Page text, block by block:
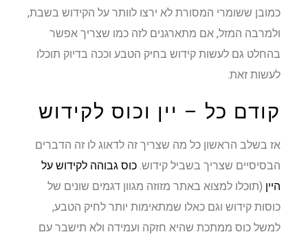
כמובן ששומרי המסורת לא ירצו לוותר על הקידוש בשבת,
ולמרבה המזל, אם מתארגנים לזה כמו שצריך אפשר
בהחלט גם לעשות קידוש בחיק הטבע וככה בדיוק תוכלו
לעשות זאת.
קודם כל – יין וכוס לקידוש
אז בשלב הראשון כל מה שצריך זה לדאוג לו זה הדברים
הבסיסיים שצריך בשביל קידוש.כוס גבוהה לקידוש על
היין(תוכלו למצוא באתר מזוזה מגוון דגמים שונים של
כוסות קידוש וגם כאלו שמתאימות יותר לחיק הטבע,
למשל כוס ממתכת שהיא חזקה ועמידה ולא תישבר עם